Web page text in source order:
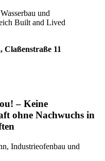
und
Built and Lived
Claßenstraße 11
– Keine
ohne Nachwuchs in
Industrieofenbau und